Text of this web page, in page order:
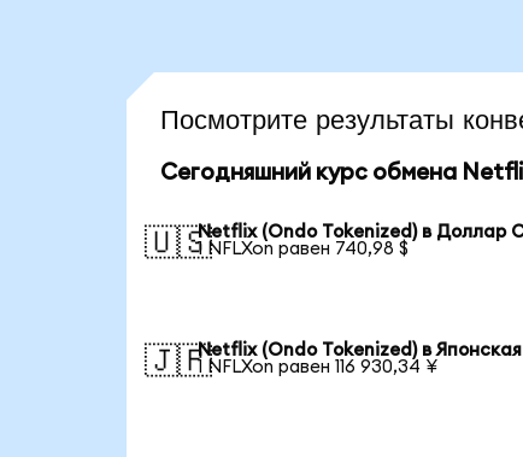
Посмотрите результаты
Сегодняшний курс обмена
🇺🇸Netflix (Ondo Tokenized) в Доллар
1 NFLXon равен 740,98 $
🇯🇵Netflix (Ondo Tokenized) в
1 NFLXon равен 116 930,34 ¥